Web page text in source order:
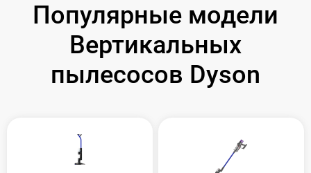
Популярные модели
Вертикальных
пылесосов Dyson